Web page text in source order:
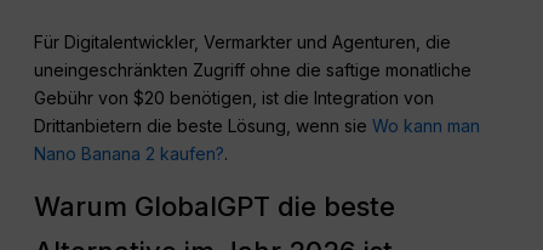
Für Digitalentwickler, Vermarkter und Agenturen, die
uneingeschränkten Zugriff ohne die saftige monatliche
Gebühr von $20 benötigen, ist die Integration von
Drittanbietern die beste Lösung, wenn sieWo kann man
Nano Banana 2 kaufen?.
Warum GlobalGPT die beste